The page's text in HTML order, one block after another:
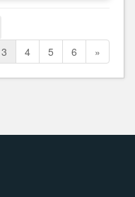
3 4 5 6 »